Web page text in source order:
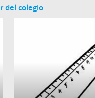
del colegio